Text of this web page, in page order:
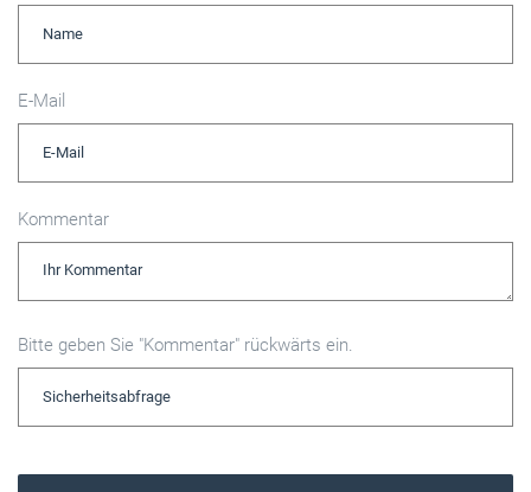
E-Mail
Kommentar
Bitte geben Sie "Kommentar" rückwärts ein.